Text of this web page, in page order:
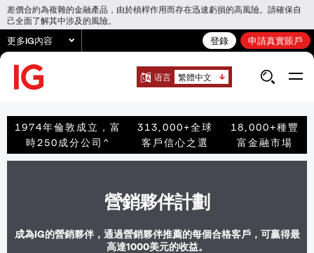
差價合約為複雜的金融產品，由於槓桿作用而存在迅速虧損的高風險。請確保自
己全面了解其中涉及的風險。
更多IG內容 登錄 申請真實賬戶
语言 繁體中文
1974年倫敦成立，富
時250成分公司^
313,000+全球
客戶信心之選
18,000+種豐
富金融市場
營銷夥伴計劃
成為IG的營銷夥伴，通過營銷夥伴推薦的每個合格客戶，可贏得最
高達1000美元的收益。